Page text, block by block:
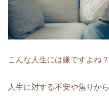
こんな人生には嫌ですよね？
人生に対する不安や焦りから